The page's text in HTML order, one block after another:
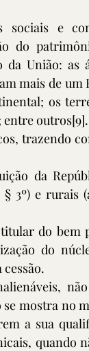
sociais e
do
da União: as
mais de um
os
entre outros[9].
trazendo
da
3º) e rurais
do bem
do
mostra no
a sua
quando